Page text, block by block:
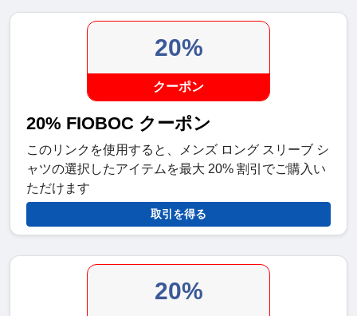
20%
クーポン
20% FIOBOC クーポン
このリンクを使用すると、メンズ ロング スリーブ シ
ャツの選択したアイテムを最大 20% 割引でご購入い
ただけます
取引を得る
20%